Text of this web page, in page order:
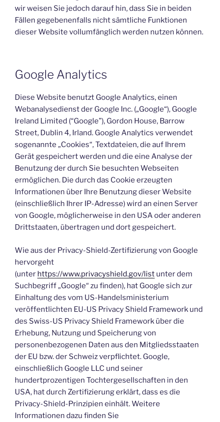
wir weisen Sie jedoch darauf hin, dass Sie in beiden
Fällen gegebenenfalls nicht sämtliche Funktionen
dieser Website vollumfänglich werden nutzen können.
Google Analytics
Diese Website benutzt Google Analytics, einen
Webanalysedienst der Google Inc. („Google“), Google
Ireland Limited (“Google”), Gordon House, Barrow
Street, Dublin 4, Irland. Google Analytics verwendet
sogenannte „Cookies“, Textdateien, die auf Ihrem
Gerät gespeichert werden und die eine Analyse der
Benutzung der durch Sie besuchten Webseiten
ermöglichen. Die durch das Cookie erzeugten
Informationen über Ihre Benutzung dieser Website
(einschließlich Ihrer IP-Adresse) wird an einen Server
von Google, möglicherweise in den USA oder anderen
Drittstaaten, übertragen und dort gespeichert.
Wie aus der Privacy-Shield-Zertifizierung von Google
hervorgeht
(unter https://www.privacyshield.gov/list unter dem
Suchbegriff „Google“ zu finden), hat Google sich zur
Einhaltung des vom US-Handelsministerium
veröffentlichten EU-US Privacy Shield Framework und
des Swiss-US Privacy Shield Framework über die
Erhebung, Nutzung und Speicherung von
personenbezogenen Daten aus den Mitgliedsstaaten
der EU bzw. der Schweiz verpflichtet. Google,
einschließlich Google LLC und seiner
hundertprozentigen Tochtergesellschaften in den
USA, hat durch Zertifizierung erklärt, dass es die
Privacy-Shield-Prinzipien einhält. Weitere
Informationen dazu finden Sie